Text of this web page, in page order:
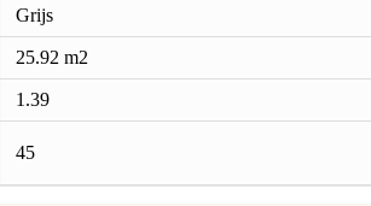
Grijs
25.92 m2
1.39
45